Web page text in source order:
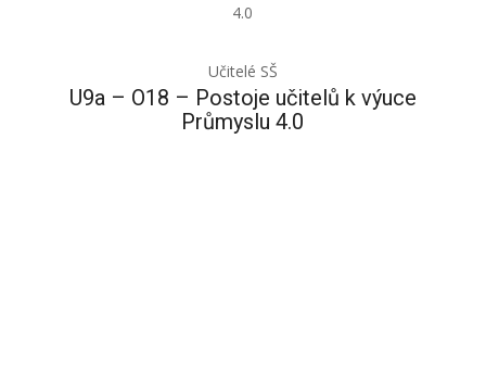
4.0
Učitelé SŠ
U9a – O18 – Postoje učitelů k výuce
Průmyslu 4.0